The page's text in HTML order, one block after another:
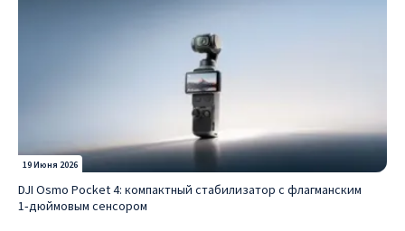
19 Июня 2026
DJI Osmo Pocket 4: компактный стабилизатор с флагманским
1‑дюймовым сенсором